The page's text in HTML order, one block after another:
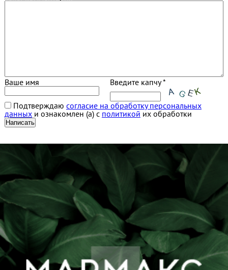
Ваше имя Введите капчу *
Подтверждаю согласие на обработку персональных
данныхи ознакомлен (а) с политикой их обработки